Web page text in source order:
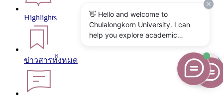
Highlights
ข่าวสารทั้งหมด
👋 Hello and welcome to
Chulalongkorn University. I can
help you explore academic